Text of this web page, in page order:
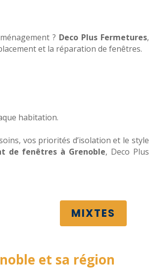
? Deco Plus Fermetures,
et la réparation de fenêtres.
habitation.
vos priorités d’isolation et le style
de fenêtres à Grenoble, Deco Plus
MIXTES
et sa région